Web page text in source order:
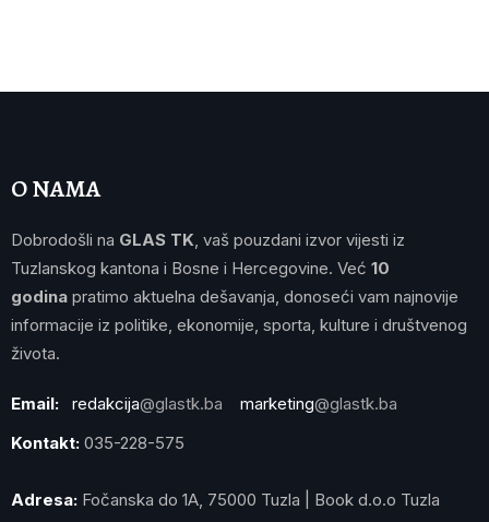
O NAMA
Dobrodošli na GLAS TK , vaš pouzdani izvor vijesti iz
Tuzlanskog kantona i Bosne i Hercegovine. Već 10
godina pratimo aktuelna dešavanja, donoseći vam najnovije
informacije iz politike, ekonomije, sporta, kulture i društvenog
života.
Email: redakcija@glastk.ba marketing@glastk.ba
Kontakt: 035-228-575
Adresa: Fočanska do 1A, 75000 Tuzla | Book d.o.o Tuzla